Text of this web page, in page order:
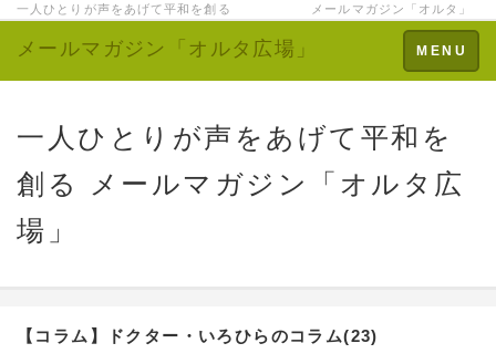
一人ひとりが声をあげて平和を創る メールマガジン「オルタ」
Toggle
navigation
MENU
メールマガジン「オルタ広場」
一人ひとりが声をあげて平和を
創る メールマガジン「オルタ広
場」
【コラム】ドクター・いろひらのコラム(23)